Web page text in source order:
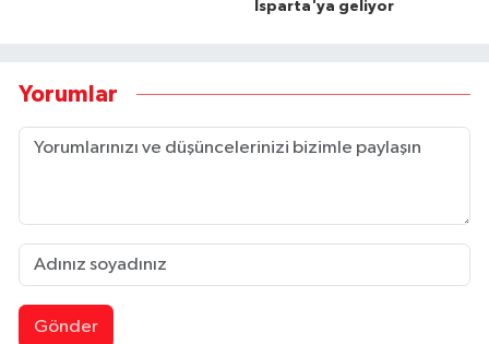
Isparta'ya geliyor
Yorumlar
Gönder